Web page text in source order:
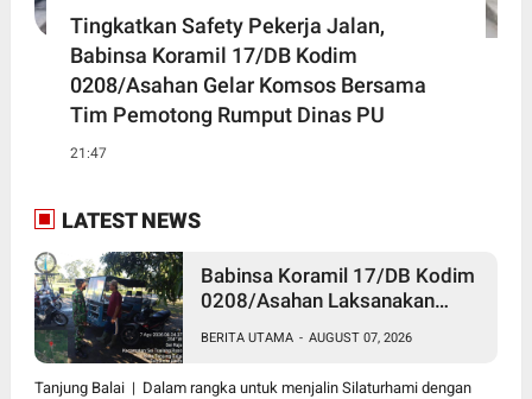
Tingkatkan Safety Pekerja Jalan,
Babinsa Koramil 17/DB Kodim
0208/Asahan Gelar Komsos Bersama
Tim Pemotong Rumput Dinas PU
21:47
LATEST NEWS
Babinsa Koramil 17/DB Kodim
0208/Asahan Laksanakan
BERITA UTAMA - AUGUST 07, 2026
Tanjung Balai | Dalam rangka untuk menjalin Silaturhami dengan